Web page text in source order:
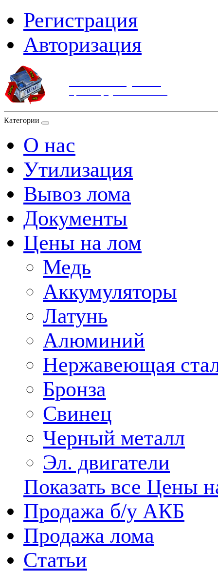
Регистрация
Авторизация
Категории
О нас
Утилизация
Вывоз лома
Документы
Цены на лом
Медь
Аккумуляторы
Латунь
Алюминий
Нержавеющая
Бронза
Свинец
Черный металл
Эл. двигатели
Показать все Цены
Продажа б/у АКБ
Продажа лома
Cтатьи